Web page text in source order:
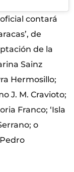
contará
de
de la
Sainz
Hermosillo;
J. M. Cravioto;
Franco; ‘Isla
o